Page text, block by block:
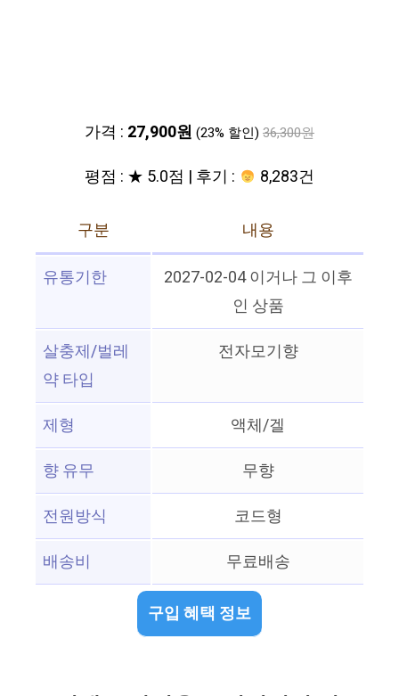
가격 : 27,900원 (23% 할인) 36,300원
평점 : ★ 5.0점 | 후기 : 8,283건
구분
내용
유통기한
2027-02-04 이거나 그 이후
인 상품
살충제/벌레
약 타입
전자모기향
제형
액체/겔
향 유무
무향
전원방식
코드형
배송비
무료배송
구입 혜택 정보